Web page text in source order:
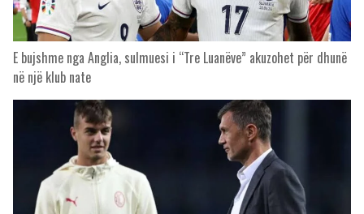
E bujshme nga Anglia, sulmuesi i “Tre Luanëve” akuzohet për dhunë
në një klub nate